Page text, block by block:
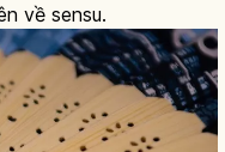
về sensu.